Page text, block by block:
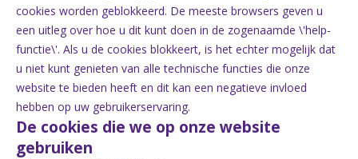
cookies worden geblokkeerd. De meeste browsers geven u
een uitleg over hoe u dit kunt doen in de zogenaamde \'help-
functie\'. Als u de cookies blokkeert, is het echter mogelijk dat
u niet kunt genieten van alle technische functies die onze
website te bieden heeft en dit kan een negatieve invloed
hebben op uw gebruikerservaring.
De cookies die we op onze website
gebruiken